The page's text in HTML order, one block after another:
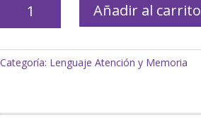
educativas
y
secuencias
Añadir al carrito
Categoría: Lenguaje Atención y Memoria